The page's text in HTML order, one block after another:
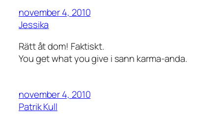
november 4, 2010
Jessika
Rätt åt dom! Faktiskt.
You get what you give i sann karma-anda.
november 4, 2010
Patrik Kull